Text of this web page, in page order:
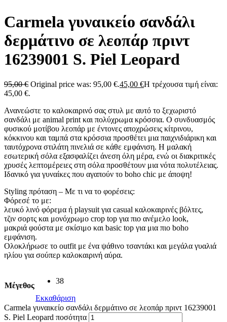
Carmela γυναικείο σανδάλι
δερμάτινο σε λεοπάρ πριντ
16239001 S. Piel Leopard
95,00€ Original price was: 95,00 €.45,00 €Η τρέχουσα τιμή είναι:
45,00 €.
Ανανεώστε το καλοκαιρινό σας στυλ με αυτό το ξεχωριστό
σανδάλι με animal print και πολύχρωμα κρόσσια. Ο συνδυασμός
φυσικού μοτίβου λεοπάρ με έντονες αποχρώσεις κίτρινου,
κόκκινου και ταμπά στα κρόσσια προσθέτει μια παιχνιδιάρικη και
ταυτόχρονα στιλάτη πινελιά σε κάθε εμφάνιση. Η μαλακή
εσωτερική σόλα εξασφαλίζει άνεση όλη μέρα, ενώ οι διακριτικές
χρυσές λεπτομέρειες στη σόλα προσθέτουν μια νότα πολυτέλειας.
Ιδανικό για γυναίκες που αγαπούν το boho chic με άποψη!
Styling πρόταση – Με τι να το φορέσεις:
Φόρεσέ το με:
λευκό λινό φόρεμα ή playsuit για casual καλοκαιρινές βόλτες,
τζιν σορτς και μονόχρωμο crop top για πιο ανέμελο look,
μακριά φούστα με σκίσιμο και basic top για μια πιο boho
εμφάνιση.
Ολοκλήρωσε το outfit με ένα ψάθινο τσαντάκι και μεγάλα γυαλιά
ηλίου για σούπερ καλοκαιρινή αύρα.
Μέγεθος
38
Εκκαθάριση
Carmela γυναικείο σανδάλι δερμάτινο σε λεοπάρ πριντ 16239001
S. Piel Leopard ποσότητα